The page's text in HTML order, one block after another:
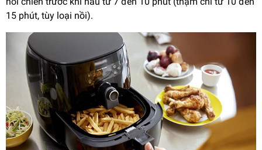
15 phút, tùy loại nồi).